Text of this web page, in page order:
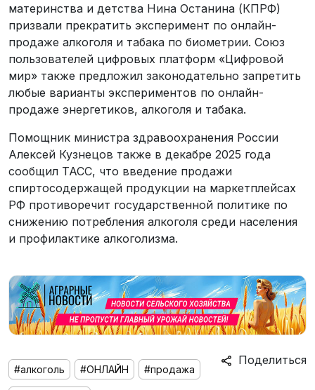
материнства и детства Нина Останина (КПРФ)
призвали прекратить эксперимент по онлайн-
продаже алкоголя и табака по биометрии. Союз
пользователей цифровых платформ «Цифровой
мир» также предложил законодательно запретить
любые варианты экспериментов по онлайн-
продаже энергетиков, алкоголя и табака.
Помощник министра здравоохранения России
Алексей Кузнецов также в декабре 2025 года
сообщил ТАСС, что введение продажи
спиртосодержащей продукции на маркетплейсах
РФ противоречит государственной политике по
снижению потребления алкоголя среди населения
и профилактике алкоголизма.
Поделиться
#алкоголь #ОНЛАЙН #продажа